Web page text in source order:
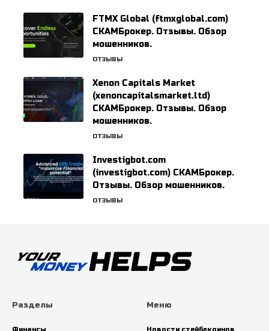
FTMX Global (ftmxglobal.com)
СКАМБрокер. Отзывы. Обзор
мошенников.
ОТЗЫВЫ
Xenon Capitals Market
(xenoncapitalsmarket.ltd)
СКАМБрокер. Отзывы. Обзор
мошенников.
ОТЗЫВЫ
Investigbot.com
(investigbot.com) СКАМБрокер.
Отзывы. Обзор мошенников.
ОТЗЫВЫ
Разделы
Финансы
Меню
Новости стейблкоинов